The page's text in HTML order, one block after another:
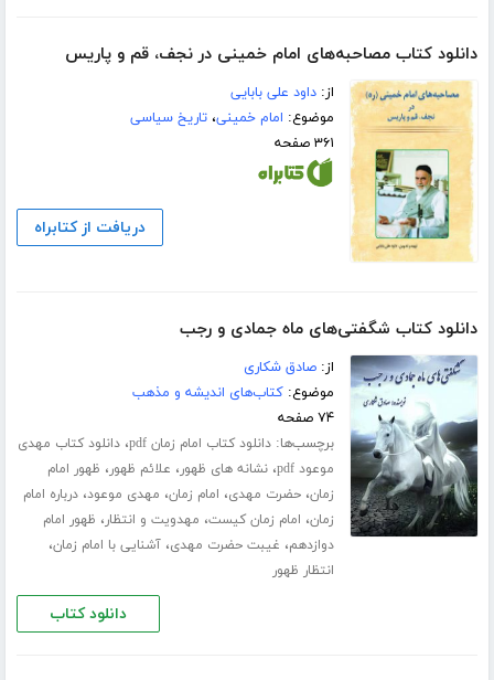
دانلود کتاب مصاحبه‌های امام خمینی در نجف، قم و پاریس
از:داود علی بابایی
موضوع: امام خمینی،تاریخ سیاسی
۳۶۱ صفحه
دریافت از کتابراه
دانلود کتاب شگفتی‌های ماه جمادی و رجب
از:صادق شکاری
موضوع:کتاب‌های اندیشه و مذهب
۷۴ صفحه
برچسب‌ها:دانلود کتاب امام زمان pdf ،دانلود کتاب مهدی
موعود pdf
،نشانه های ظهور، علائم ظهور، ظهور امام
زمان،حضرت مهدی، امام زمان، مهدی موعود،درباره امام
زمان، امام زمان کیست، مهدویت و انتظار، ظهور امام
دوازدهم، غیبت حضرت مهدی،آشنایی با امام زمان،
انتظار ظهور
دانلود کتاب